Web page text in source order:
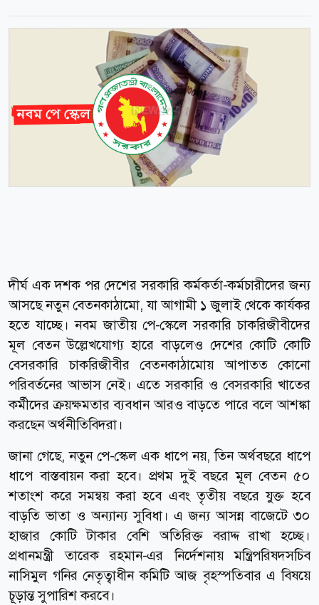
দীর্ঘ এক দশক পর দেশের সরকারি কর্মকর্তা-কর্মচারীদের জন্য
আসছে নতুন বেতনকাঠামো, যা আগামী ১ জুলাই থেকে কার্যকর
হতে যাচ্ছে। নবম জাতীয় পে-স্কেলে সরকারি চাকরিজীবীদের
মূল বেতন উল্লেখযোগ্য হারে বাড়লেও দেশের কোটি কোটি
বেসরকারি চাকরিজীবীর বেতনকাঠামোয় আপাতত কোনো
পরিবর্তনের আভাস নেই। এতে সরকারি ও বেসরকারি খাতের
কর্মীদের ক্রয়ক্ষমতার ব্যবধান আরও বাড়তে পারে বলে আশঙ্কা
করছেন অর্থনীতিবিদরা।
জানা গেছে, নতুন পে-স্কেল এক ধাপে নয়, তিন অর্থবছরে ধাপে
ধাপে বাস্তবায়ন করা হবে। প্রথম দুই বছরে মূল বেতন ৫০
শতাংশ করে সমন্বয় করা হবে এবং তৃতীয় বছরে যুক্ত হবে
বাড়তি ভাতা ও অন্যান্য সুবিধা। এ জন্য আসন্ন বাজেটে ৩০
হাজার কোটি টাকার বেশি অতিরিক্ত বরাদ্দ রাখা হচ্ছে।
প্রধানমন্ত্রী তারেক রহমান-এর নির্দেশনায় মন্ত্রিপরিষদসচিব
নাসিমুল গনির নেতৃত্বাধীন কমিটি আজ বৃহস্পতিবার এ বিষয়ে
চূড়ান্ত সুপারিশ করবে।